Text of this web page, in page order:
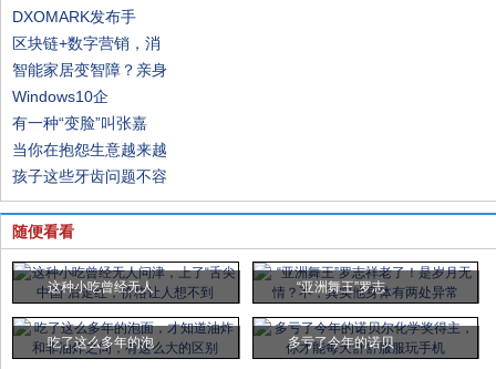
DXOMARK发布手
区块链+数字营销，消
智能家居变智障？亲身
Windows10企
有一种“变脸”叫张嘉
当你在抱怨生意越来越
孩子这些牙齿问题不容
随便看看
这种小吃曾经无人 “亚洲舞王”罗志
吃了这么多年的泡 多亏了今年的诺贝